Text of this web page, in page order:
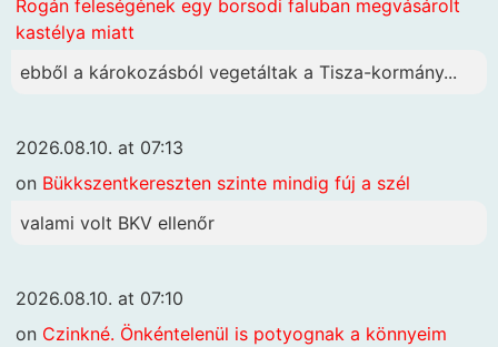
Rogán feleségének egy borsodi faluban megvásárolt
kastélya miatt
ebből a károkozásból vegetáltak a Tisza-kormány...
2026.08.10. at 07:13
on Bükkszentkereszten szinte mindig fúj a szél
valami volt BKV ellenőr
2026.08.10. at 07:10
on Czinkné. Önkéntelenül is potyognak a könnyeim